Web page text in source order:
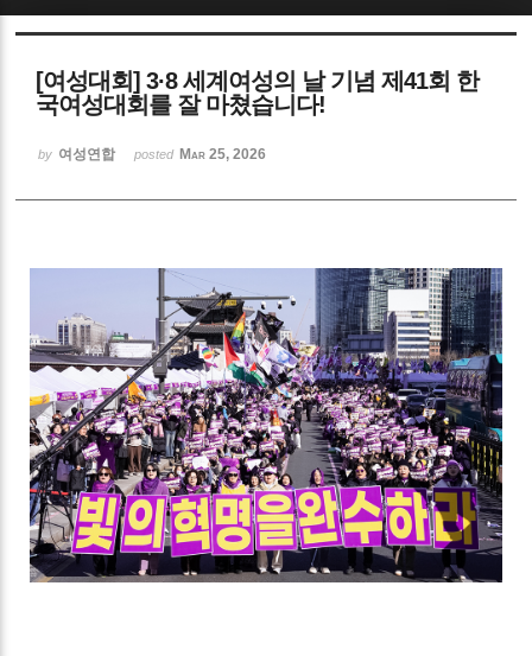
[여성대회] 3·8 세계여성의 날 기념 제41회 한
국여성대회를 잘 마쳤습니다!
by 여성연합 posted Mar 25, 2026
Sketchbook5, 스케치북5
Sketchbook5, 스케치북5